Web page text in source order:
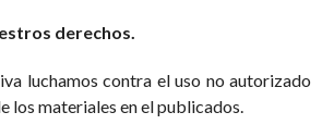
derechos.
luchamos contra el uso no autorizado
los materiales en el publicados.